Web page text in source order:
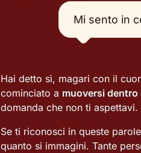
Mi sento in
Hai detto sì, magari con il
cominciato a muoversi dentro
domanda che non ti
Se ti riconosci in queste
quanto si immagini. Tante